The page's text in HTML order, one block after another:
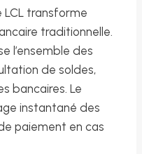
LCL transforme
traditionnelle.
l’ensemble des
de soldes,
bancaires. Le
instantané des
paiement en cas